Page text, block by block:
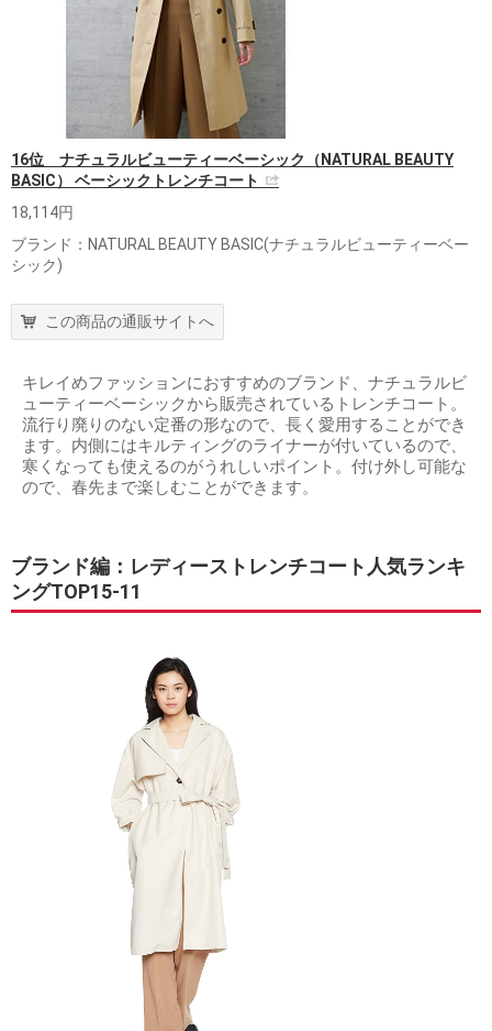
16位 ナチュラルビューティーベーシック（NATURAL BEAUTY
BASIC） ベーシックトレンチコート
18,114円
ブランド：NATURAL BEAUTY BASIC(ナチュラルビューティーベー
シック)
この商品の通販サイトへ
キレイめファッションにおすすめのブランド、ナチュラルビ
ューティーベーシックから販売されているトレンチコート。
流行り廃りのない定番の形なので、長く愛用することができ
ます。内側にはキルティングのライナーが付いているので、
寒くなっても使えるのがうれしいポイント。付け外し可能な
ので、春先まで楽しむことができます。
ブランド編：レディーストレンチコート人気ランキ
ングTOP15-11